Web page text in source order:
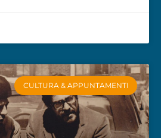
CULTURA & APPUNTAMENTI